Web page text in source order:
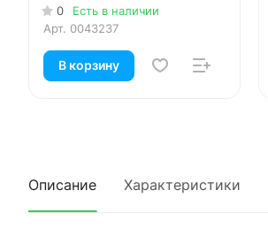
0
Есть в наличии
Арт. 0043237
В корзину
Описание Характеристики